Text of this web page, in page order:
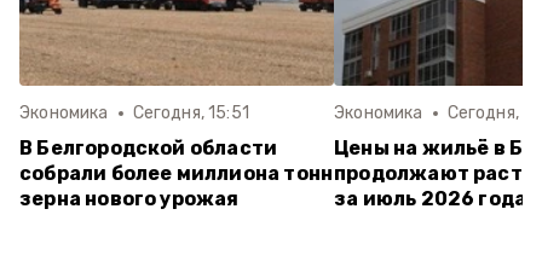
Экономика Сегодня, 15:51
В Белгородской области
собрали более миллиона тонн
зерна нового урожая
Экономика Сегодня,
Цены на жильё в
продолжают
за июль 2026 года